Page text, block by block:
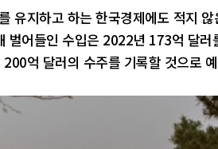
유지하고 하는 한국경제에도 적지
벌어들인 수입은 2022년 173억 달
억 달러의 수주를 기록할 것으로